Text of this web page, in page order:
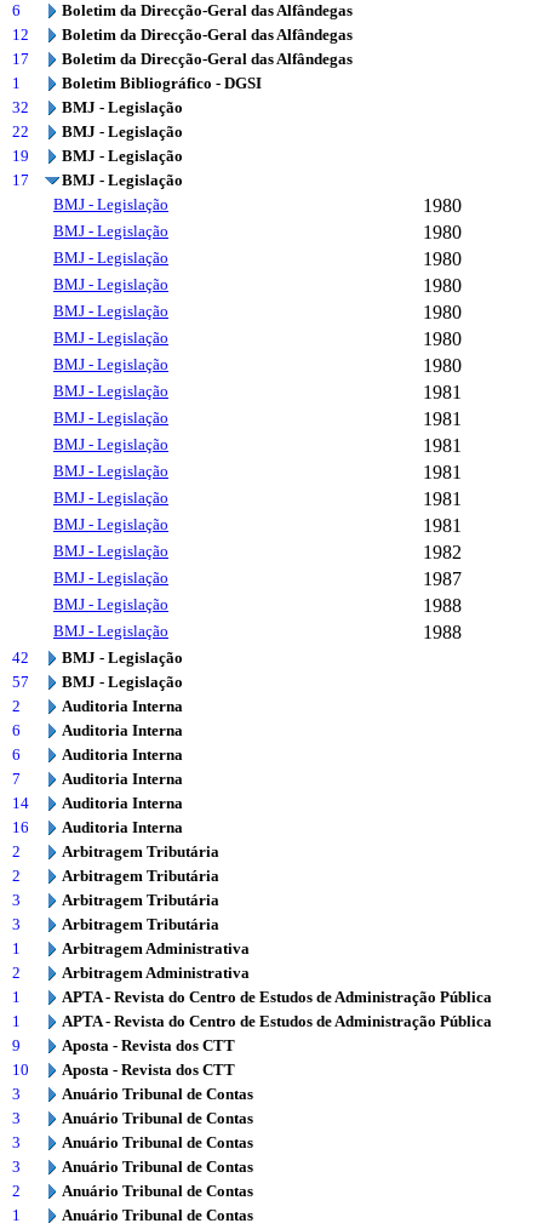
6
Boletim da Direcção-Geral das Alfândegas
12
Boletim da Direcção-Geral das Alfândegas
17
Boletim da Direcção-Geral das Alfândegas
1
Boletim Bibliográfico - DGSI
32
BMJ - Legislação
22
BMJ - Legislação
19
BMJ - Legislação
17
BMJ - Legislação
BMJ - Legislação
1980
BMJ - Legislação 1980
BMJ - Legislação 1980
BMJ - Legislação 1980
BMJ - Legislação 1980
BMJ - Legislação 1980
BMJ - Legislação 1980
BMJ - Legislação 1981
BMJ - Legislação 1981
BMJ - Legislação 1981
BMJ - Legislação 1981
BMJ - Legislação 1981
BMJ - Legislação 1981
BMJ - Legislação 1982
BMJ - Legislação 1987
BMJ - Legislação 1988
BMJ - Legislação 1988
42
BMJ - Legislação
57
BMJ - Legislação
2
Auditoria Interna
6
Auditoria Interna
6
Auditoria Interna
7
Auditoria Interna
14
Auditoria Interna
16
Auditoria Interna
2
Arbitragem Tributária
2
Arbitragem Tributária
3
Arbitragem Tributária
3
Arbitragem Tributária
1
Arbitragem Administrativa
2
Arbitragem Administrativa
1
APTA - Revista do Centro de Estudos de Administração Pública
1
APTA - Revista do Centro de Estudos de Administração Pública
9
Aposta - Revista dos CTT
10
Aposta - Revista dos CTT
3
Anuário Tribunal de Contas
3
Anuário Tribunal de Contas
3
Anuário Tribunal de Contas
3
Anuário Tribunal de Contas
2
Anuário Tribunal de Contas
1
Anuário Tribunal de Contas